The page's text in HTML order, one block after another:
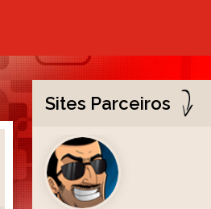
Sites Parceiros